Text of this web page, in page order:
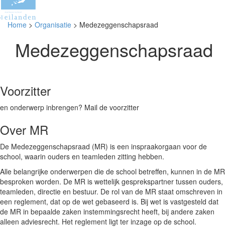
Home > Organisatie > Medezeggenschapsraad
Medezeggenschapsraad
Voorzitter
en onderwerp inbrengen? Mail de voorzitter
Over MR
De Medezeggenschapsraad (MR) is een inspraakorgaan voor de
school, waarin ouders en teamleden zitting hebben.
Alle belangrijke onderwerpen die de school betreffen, kunnen in de MR
besproken worden. De MR is wettelijk gesprekspartner tussen ouders,
teamleden, directie en bestuur. De rol van de MR staat omschreven in
een reglement, dat op de wet gebaseerd is. Bij wet is vastgesteld dat
de MR in bepaalde zaken instemmingsrecht heeft, bij andere zaken
alleen adviesrecht. Het reglement ligt ter inzage op de school.